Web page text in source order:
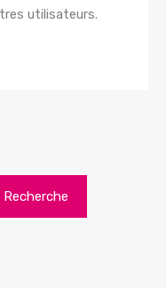
utilisateurs.
Recherche